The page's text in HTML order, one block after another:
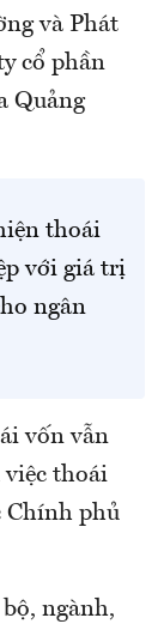
và Phát
cổ phần
Quảng
thoái
với giá trị
ngân
vốn vẫn
việc thoái
Chính phủ
ngành,